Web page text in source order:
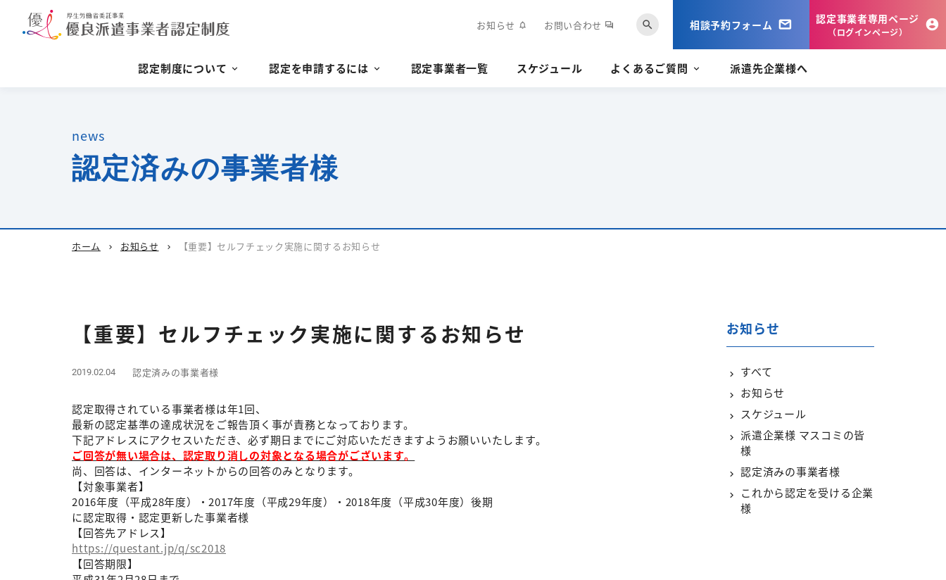
お知らせ notifications お問い合わせ forum search 相談予約フォーム 認定事業者専用ページ
（ログインページ）
認定制度について 認定を申請するには 認定事業者一覧 スケジュール よくあるご質問 派遣先企業様へ
news
認定済みの事業者様
ホーム chevron_right お知らせ chevron_right 【重要】セルフチェック実施に関するお知らせ
【重要】セルフチェック実施に関するお知らせ
2019.02.04 認定済みの事業者様
認定取得されている事業者様は年1回、
最新の認定基準の達成状況をご報告頂く事が責務となっております。
下記アドレスにアクセスいただき、必ず期日までにご対応いただきますようお願いいたします。
ご回答が無い場合は、 認定取り消しの対象となる場合がございます。
尚、回答は、インターネットからの回答のみとなります。
【対象事業者】
2016年度（平成28年度）・2017年度（平成29年度）・2018年度（平成30年度）後期
に認定取得・認定更新した事業者様
【回答先アドレス】
https://questant.jp/q/sc2018
【回答期限】
お知らせ
すべて
お知らせ
スケジュール
派遣企業様 マスコミの皆
様
認定済みの事業者様
これから認定を受ける企業
様